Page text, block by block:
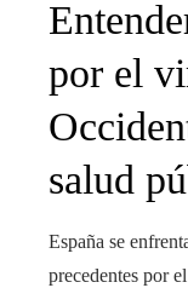
por el
salud
España se
precedentes por